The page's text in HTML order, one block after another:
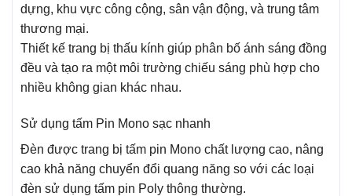
dựng, khu vực công cộng, sân vận động, và trung tâm
thương mại.
Thiết kế trang bị thấu kính giúp phân bố ánh sáng đồng
đều và tạo ra một môi trường chiếu sáng phù hợp cho
nhiều không gian khác nhau.
Sử dụng tấm Pin Mono sạc nhanh
Đèn được trang bị tấm pin Mono chất lượng cao, nâng
cao khả năng chuyển đổi quang năng so với các loại
đèn sử dụng tấm pin Poly thông thường.